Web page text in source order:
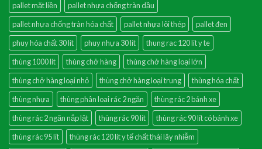
pallet mặt liền
pallet nhựa chống tràn dầu
pallet nhựa chống tràn hóa chất
pallet nhựa lõi thép
pallet đen
phuy hóa chất 30 lít
phuy nhựa 30 lít
thung rac 120 lit y te
thùng 1000 lít
thùng chở hàng
thùng chở hàng loại lớn
thùng chở hàng loại nhỏ
thùng chở hàng loại trung
thùng hóa chất
thùng nhựa
thùng phân loai rác 2 ngăn
thùng rác 2 bánh xe
thùng rác 2 ngăn nắp lật
thùng rác 90 lít
thùng rác 90 lít có bánh xe
thùng rác 95 lít
thùng rác 120 lít y tế chất thải lây nhiễm